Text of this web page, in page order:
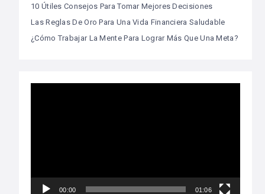
10 Útiles Consejos Para Tomar Mejores Decisiones
Las Reglas De Oro Para Una Vida Financiera Saludable
¿Cómo Trabajar La Mente Para Lograr Más Que Una Meta?
00:00 01:06